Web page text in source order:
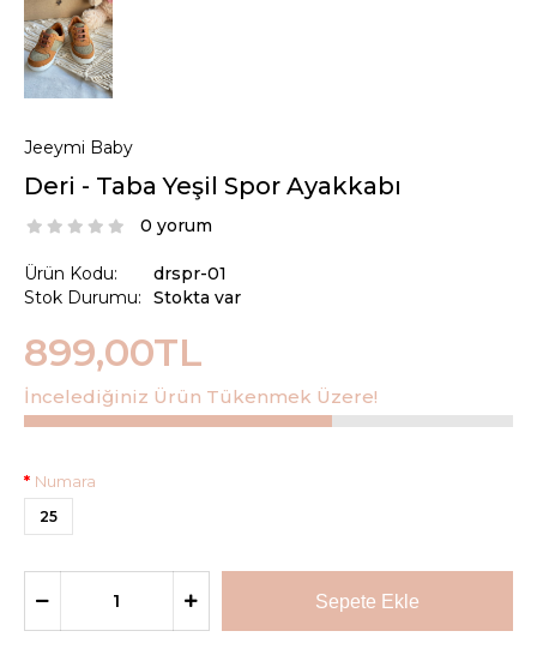
Jeeymi Baby
Deri - Taba Yeşil Spor Ayakkabı
0 yorum
Ürün Kodu:
Stok Durumu:
drspr-01
Stokta var
899,00TL
İncelediğiniz Ürün Tükenmek Üzere!
Numara
25